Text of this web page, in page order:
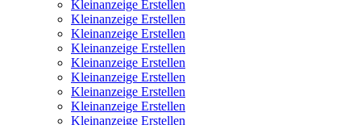
Kleinanzeige Erstellen
Kleinanzeige Erstellen
Kleinanzeige Erstellen
Kleinanzeige Erstellen
Kleinanzeige Erstellen
Kleinanzeige Erstellen
Kleinanzeige Erstellen
Kleinanzeige Erstellen
Kleinanzeige Erstellen